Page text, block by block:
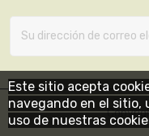
Este sitio acepta
navegando en el sitio,
uso de nuestras